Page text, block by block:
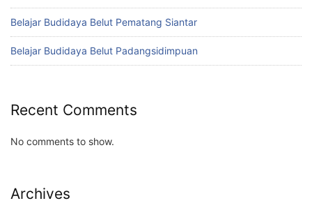
Belajar Budidaya Belut Pematang Siantar
Belajar Budidaya Belut Padangsidimpuan
Recent Comments
No comments to show.
Archives